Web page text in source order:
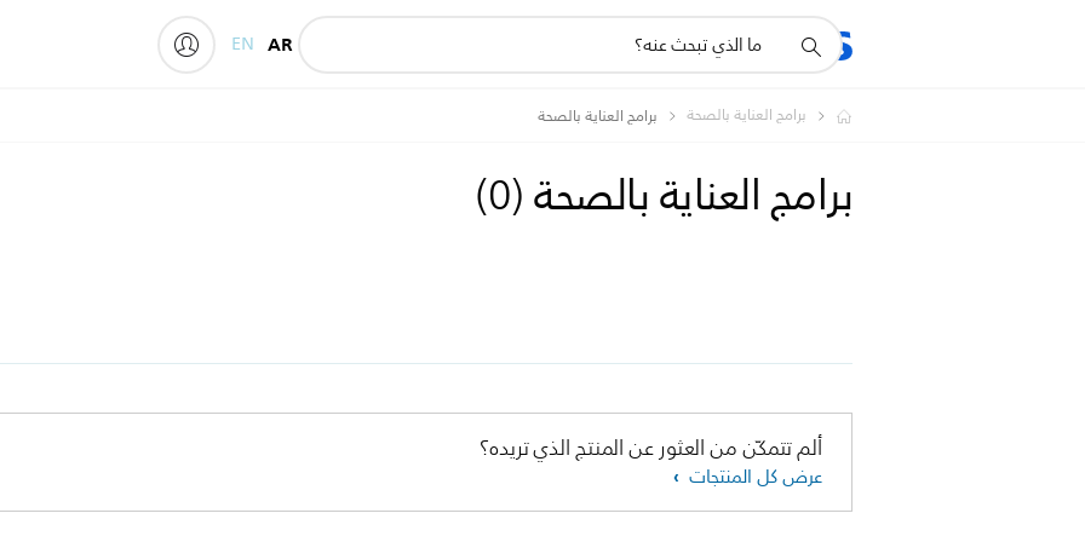
المنتجات
أيقونة
دعم
AR
EN
برامج العناية بالصحة برامج العناية بالصحة
برامج العناية بالصحة(
0
)
ألم تتمكّن من العثور عن المنتج الذي تريده؟
عرض كل المنتجات